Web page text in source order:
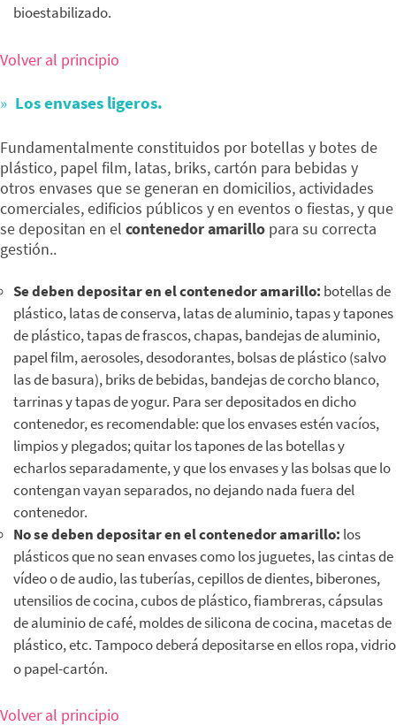
bioestabilizado.
Volver al principio
Los envases ligeros.
Fundamentalmente constituidos por botellas y botes de
plástico, papel film, latas, briks, cartón para bebidas y
otros envases que se generan en domicilios, actividades
comerciales, edificios públicos y en eventos o fiestas, y que
se depositan en el contenedor amarillo para su correcta
gestión..
Se deben depositar en el contenedor amarillo: botellas de
plástico, latas de conserva, latas de aluminio, tapas y tapones
de plástico, tapas de frascos, chapas, bandejas de aluminio,
papel film, aerosoles, desodorantes, bolsas de plástico (salvo
las de basura), briks de bebidas, bandejas de corcho blanco,
tarrinas y tapas de yogur. Para ser depositados en dicho
contenedor, es recomendable: que los envases estén vacíos,
limpios y plegados; quitar los tapones de las botellas y
echarlos separadamente, y que los envases y las bolsas que lo
contengan vayan separados, no dejando nada fuera del
contenedor.
No se deben depositar en el contenedor amarillo: los
plásticos que no sean envases como los juguetes, las cintas de
vídeo o de audio, las tuberías, cepillos de dientes, biberones,
utensilios de cocina, cubos de plástico, fiambreras, cápsulas
de aluminio de café, moldes de silicona de cocina, macetas de
plástico, etc. Tampoco deberá depositarse en ellos ropa, vidrio
o papel-cartón.
Volver al principio